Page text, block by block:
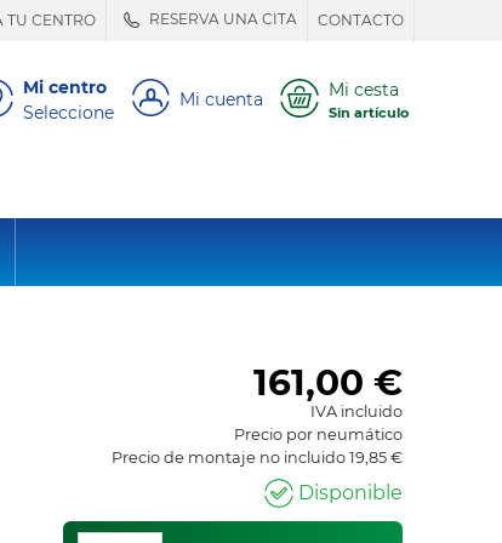
TU CENTRO RESERVA UNA CITA CONTACTO
Mi centro
Seleccione
Mi cuenta Mi cesta
Sin artículo
161,00 €
IVA incluido
Precio por neumático
Precio de montaje no incluido 19,85 €
Disponible